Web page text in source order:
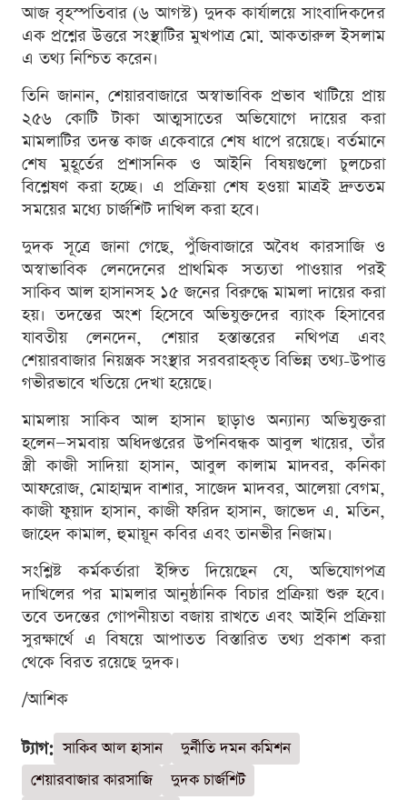
আজ বৃহস্পতিবার (৬ আগস্ট) দুদক কার্যালয়ে সাংবাদিকদের
এক প্রশ্নের উত্তরে সংস্থাটির মুখপাত্র মো. আকতারুল ইসলাম
এ তথ্য নিশ্চিত করেন।
তিনি জানান, শেয়ারবাজারে অস্বাভাবিক প্রভাব খাটিয়ে প্রায়
২৫৬ কোটি টাকা আত্মসাতের অভিযোগে দায়ের করা
মামলাটির তদন্ত কাজ একেবারে শেষ ধাপে রয়েছে। বর্তমানে
শেষ মুহূর্তের প্রশাসনিক ও আইনি বিষয়গুলো চুলচেরা
বিশ্লেষণ করা হচ্ছে। এ প্রক্রিয়া শেষ হওয়া মাত্রই দ্রুততম
সময়ের মধ্যে চার্জশিট দাখিল করা হবে।
দুদক সূত্রে জানা গেছে, পুঁজিবাজারে অবৈধ কারসাজি ও
অস্বাভাবিক লেনদেনের প্রাথমিক সত্যতা পাওয়ার পরই
সাকিব আল হাসানসহ ১৫ জনের বিরুদ্ধে মামলা দায়ের করা
হয়। তদন্তের অংশ হিসেবে অভিযুক্তদের ব্যাংক হিসাবের
যাবতীয় লেনদেন, শেয়ার হস্তান্তরের নথিপত্র এবং
শেয়ারবাজার নিয়ন্ত্রক সংস্থার সরবরাহকৃত বিভিন্ন তথ্য-উপাত্ত
গভীরভাবে খতিয়ে দেখা হয়েছে।
মামলায় সাকিব আল হাসান ছাড়াও অন্যান্য অভিযুক্তরা
হলেন—সমবায় অধিদপ্তরের উপনিবন্ধক আবুল খায়ের, তাঁর
স্ত্রী কাজী সাদিয়া হাসান, আবুল কালাম মাদবর, কনিকা
আফরোজ, মোহাম্মদ বাশার, সাজেদ মাদবর, আলেয়া বেগম,
কাজী ফুয়াদ হাসান, কাজী ফরিদ হাসান, জাভেদ এ. মতিন,
জাহেদ কামাল, হুমায়ূন কবির এবং তানভীর নিজাম।
সংশ্লিষ্ট কর্মকর্তারা ইঙ্গিত দিয়েছেন যে, অভিযোগপত্র
দাখিলের পর মামলার আনুষ্ঠানিক বিচার প্রক্রিয়া শুরু হবে।
তবে তদন্তের গোপনীয়তা বজায় রাখতে এবং আইনি প্রক্রিয়া
সুরক্ষার্থে এ বিষয়ে আপাতত বিস্তারিত তথ্য প্রকাশ করা
থেকে বিরত রয়েছে দুদক।
/আশিক
ট্যাগ: সাকিব আল হাসান
দুর্নীতি দমন কমিশন
শেয়ারবাজার কারসাজি
দুদক চার্জশিট